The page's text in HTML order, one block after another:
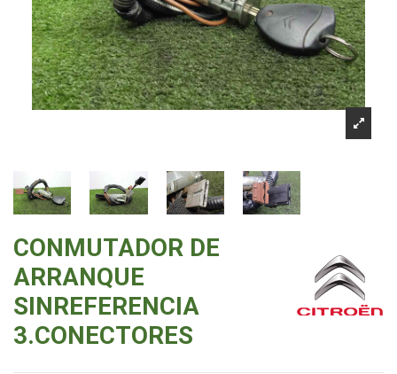
CONMUTADOR DE
ARRANQUE
SINREFERENCIA
3.CONECTORES